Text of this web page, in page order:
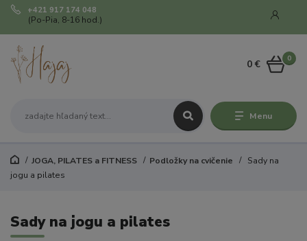
Menu
+421 917 174 048
(Po-Pia, 8-16 hod.)
0
0 €
JOGA, PILATES a FITNESS Podložky na cvičenie
Sady na
jogu a pilates
Sady na jogu a pilates